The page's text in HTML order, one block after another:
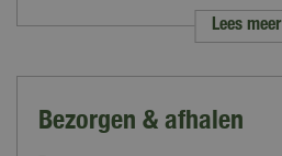
Merk
Chloor & ontsmetting
Lees meer
Bezorgen & afhalen